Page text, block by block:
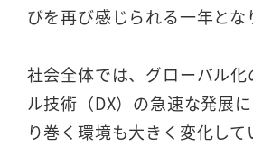
びを再び感じられる一年とな
社会全体では、グローバル化
ル技術（DX）の急速な発展
り巻く環境も大きく変化して